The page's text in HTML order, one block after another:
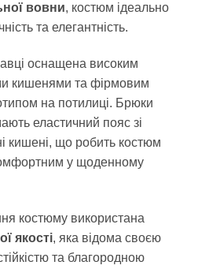
вовни, костюм ідеально
та елегантність.
оснащена високим
кишенями та фірмовим
на потилиці. Брюки
еластичний пояс зі
кишені, що робить костюм
у щоденному
костюму використана
якості, яка відома своєю
та благородною